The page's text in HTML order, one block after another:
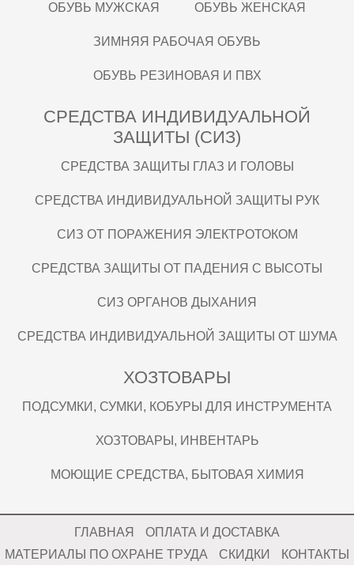
ОБУВЬ МУЖСКАЯ ОБУВЬ ЖЕНСКАЯ
ЗИМНЯЯ РАБОЧАЯ ОБУВЬ
ОБУВЬ РЕЗИНОВАЯ И ПВХ
СРЕДСТВА ИНДИВИДУАЛЬНОЙ
ЗАЩИТЫ (СИЗ)
СРЕДСТВА ЗАЩИТЫ ГЛАЗ И ГОЛОВЫ
СРЕДСТВА ИНДИВИДУАЛЬНОЙ ЗАЩИТЫ РУК
СИЗ ОТ ПОРАЖЕНИЯ ЭЛЕКТРОТОКОМ
СРЕДСТВА ЗАЩИТЫ ОТ ПАДЕНИЯ С ВЫСОТЫ
СИЗ ОРГАНОВ ДЫХАНИЯ
СРЕДСТВА ИНДИВИДУАЛЬНОЙ ЗАЩИТЫ ОТ ШУМА
ХОЗТОВАРЫ
ПОДСУМКИ, СУМКИ, КОБУРЫ ДЛЯ ИНСТРУМЕНТА
ХОЗТОВАРЫ, ИНВЕНТАРЬ
МОЮЩИЕ СРЕДСТВА, БЫТОВАЯ ХИМИЯ
ГЛАВНАЯ
ОПЛАТА И ДОСТАВКА
МАТЕРИАЛЫ ПО ОХРАНЕ ТРУДА
СКИДКИ КОНТАКТЫ